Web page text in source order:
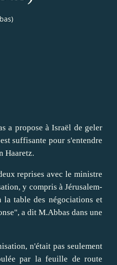
a propose à Israël de geler
suffisante pour s'entendre
Haaretz.
reprises avec le ministre
y compris à Jérusalem-
table des négociations et
a dit M.Abbas dans une
n'était pas seulement
par la feuille de route